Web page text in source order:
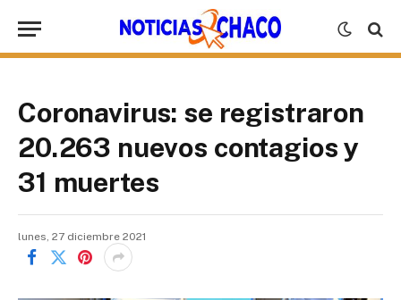
Coronavirus: se registraron
20.263 nuevos contagios y
31 muertes
lunes, 27 diciembre 2021